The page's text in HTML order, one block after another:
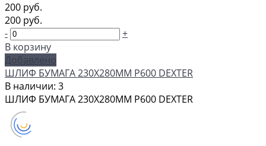
200 руб.
200 руб.
-
+
В корзину
Добавлено
ШЛИФ БУМАГА 230Х280ММ P600 DEXTER
В наличии: 3
ШЛИФ БУМАГА 230Х280ММ P600 DEXTER